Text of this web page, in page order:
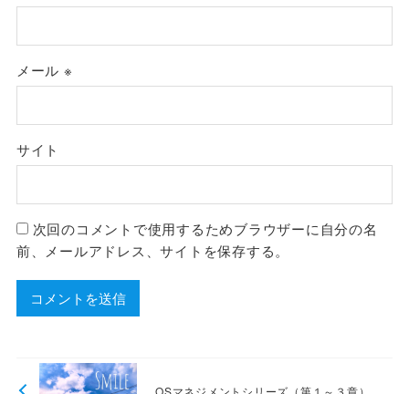
メール ※
サイト
次回のコメントで使用するためブラウザーに自分の名
前、メールアドレス、サイトを保存する。
OSマネジメントシリーズ（第１～３章）